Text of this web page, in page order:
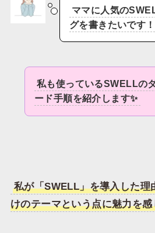
ママに人気の
グを書きたいです！
私も使っているSWELLの
ード手順を紹介します✨
私が「SWELL」を導入した理
けのテーマという点に魅力を